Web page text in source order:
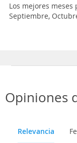
Los mejores
Septiembre,
Opiniones
Relevancia